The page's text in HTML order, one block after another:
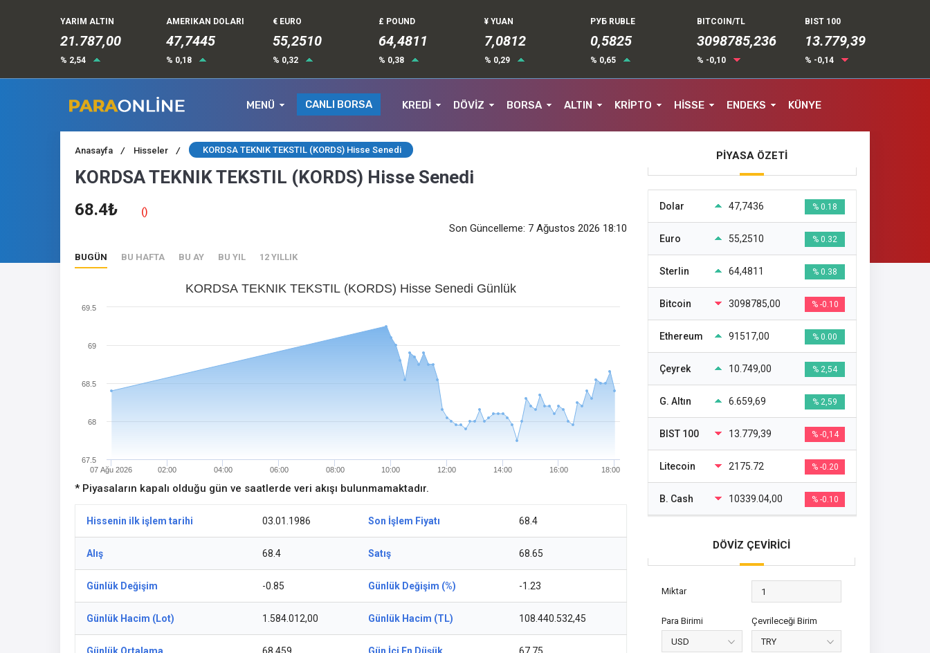
YARIM ALTIN
21.787,00
% 2,54
AMERIKAN DOLARI
47,7445
% 0,18
€ EURO
55,2514
% 0,32
£ POUND
64,4811
% 0,38
¥ YUAN
7,0812
% 0,29
РУБ RUBLE
0,5835
% 0,65
BITCOIN/TL
3098785,236
% -0,10
BIST 100
13.779,39
% -0,14
MENÜ CANLI BORSA KREDİ DÖVİZ BORSA ALTIN KRİPTO HİSSE ENDEKS KÜNYE
Anasayfa / Hisseler / KORDSA TEKNIK TEKSTIL (KORDS) Hisse Senedi
KORDSA TEKNIK TEKSTIL (KORDS) Hisse Senedi
68.4₺ ()
Son Güncelleme: 7 Ağustos 2026 18:10
BUGÜN BU HAFTA BU AY BU YIL 12 YILLIK
KORDSA TEKNIK TEKSTIL (KORDS) Hisse Senedi Günlük
07 Ağu 2026 02:00 04:00 06:00 08:00 10:00 12:00 14:00 16:00 18:00
67.5
68
68.5
69
69.5
* Piyasaların kapalı olduğu gün ve saatlerde veri akışı bulunmamaktadır.
Hissenin ilk işlem tarihi 03.01.1986 Son İşlem Fiyatı 68.4
Alış 68.4 Satış 68.65
Günlük Değişim -0.85 Günlük Değişim (%) -1.23
Günlük Hacim (Lot) 1.584.012,00 Günlük Hacim (TL) 108.440.532,45
PİYASA ÖZETİ
Dolar 47,7436 % 0.18
Euro 55,2510 % 0.32
Sterlin 64,4811 % 0.38
Bitcoin 3098785,00 % -0.10
Ethereum 91517,00 % 0.00
Çeyrek 10.749,00 % 2,54
G. Altın 6.659,69 % 2,59
BIST 100 13.779,39 % -0,14
Litecoin 2175.72 % -0.20
B. Cash 10339.04,00 % -0.10
DÖVİZ ÇEVİRİCİ
Miktar
Para Birimi Çevrileceği Birim